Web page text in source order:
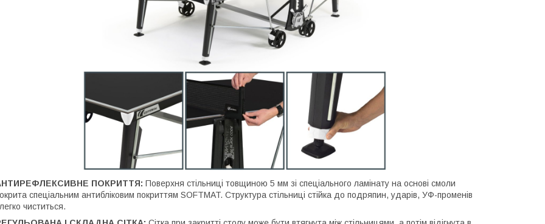
ПОКРИТТЯ: Поверхня стільниці товщиною 5 мм зі спеціального ламінату на основі смоли
спеціальним антибліковим покриттям SOFTMAT. Структура стільниці стійка до подряпин, ударів, УФ-променів
чиститься.